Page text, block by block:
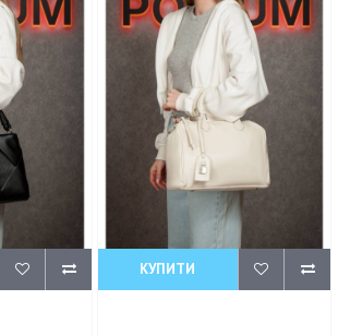
КУПИТИ